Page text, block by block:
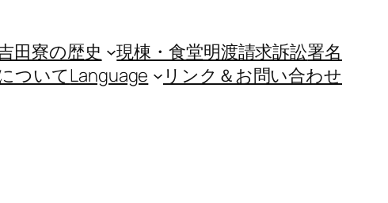
田寮の歴史 現棟・食堂明渡請求訴訟署名
ついてLanguage リンク＆お問い合わせ